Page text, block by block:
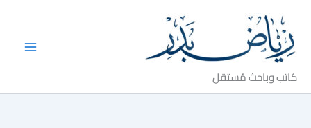
المحتوى
كاتب وباحث مُستقل